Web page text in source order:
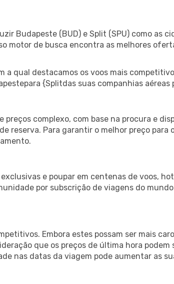
Budapeste (BUD) e Split (SPU) como as
motor de busca encontra as melhores
a qual destacamos os voos mais
{Splitdas suas companhias aéreas
complexo, com base na procura e
reserva. Para garantir o melhor preço para
e poupar em centenas de voos,
por subscrição de viagens do
Embora estes possam ser mais
que os preços de última hora
nas datas da viagem pode aumentar as